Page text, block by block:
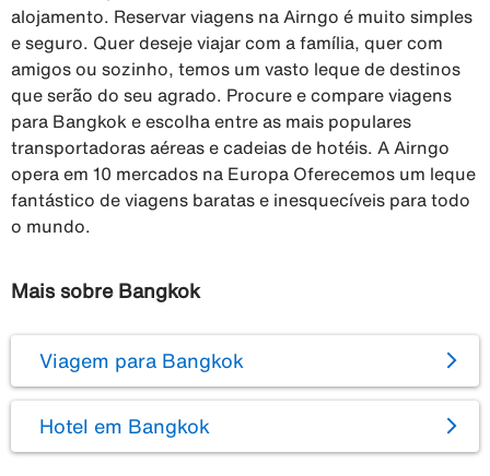
alojamento. Reservar viagens na Airngo é muito simples
e seguro. Quer deseje viajar com a família, quer com
amigos ou sozinho, temos um vasto leque de destinos
que serão do seu agrado. Procure e compare viagens
para Bangkok e escolha entre as mais populares
transportadoras aéreas e cadeias de hotéis. A Airngo
opera em 10 mercados na Europa Oferecemos um leque
fantástico de viagens baratas e inesquecíveis para todo
o mundo.
Mais sobre Bangkok
Viagem para Bangkok
Hotel em Bangkok